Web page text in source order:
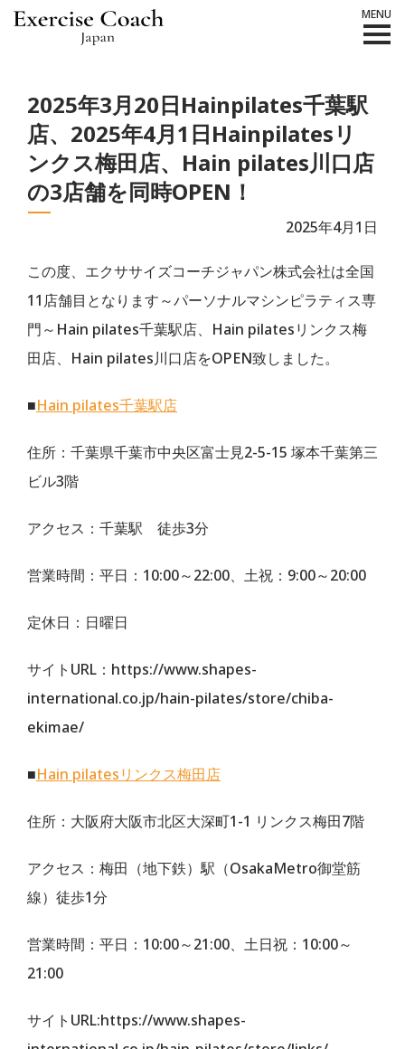
MENU
2025年3月20日Hainpilates千葉駅
店、2025年4月1日Hainpilatesリ
ンクス梅田店、Hain pilates川口店
の3店舗を同時OPEN！
2025年4月1日
この度、エクササイズコーチジャパン株式会社は全国
11店舗目となります～パーソナルマシンピラティス専
門～Hain pilates千葉駅店、Hain pilatesリンクス梅
田店、Hain pilates川口店をOPEN致しました。
■Hain pilates千葉駅店
住所：千葉県千葉市中央区富士見2-5-15 塚本千葉第三
ビル3階
アクセス：千葉駅 徒歩3分
営業時間：平日：10:00～22:00、土祝：9:00～20:00
定休日：日曜日
サイトURL：https://www.shapes-
international.co.jp/hain-pilates/store/chiba-
ekimae/
■Hain pilatesリンクス梅田店
住所：大阪府大阪市北区大深町1-1 リンクス梅田7階
アクセス：梅田（地下鉄）駅（OsakaMetro御堂筋
線）徒歩1分
営業時間：平日：10:00～21:00、土日祝：10:00～
21:00
サイトURL:https://www.shapes-